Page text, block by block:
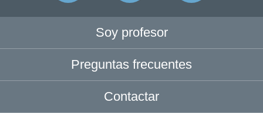
Soy profesor
Preguntas frecuentes
Contactar